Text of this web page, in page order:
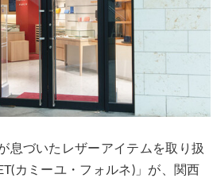
息づいたレザーアイテムを取り扱
カミーユ・フォルネ)」が、関西